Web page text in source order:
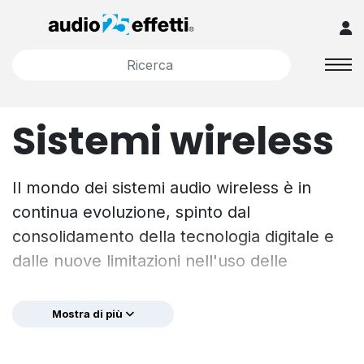
Sistemi wireless
Il mondo dei sistemi audio wireless è in
continua evoluzione, spinto dal
consolidamento della tecnologia digitale e
dalle nuove limitazioni nell'uso delle
accelerato l’innovazione, portando sul
Mostra di più